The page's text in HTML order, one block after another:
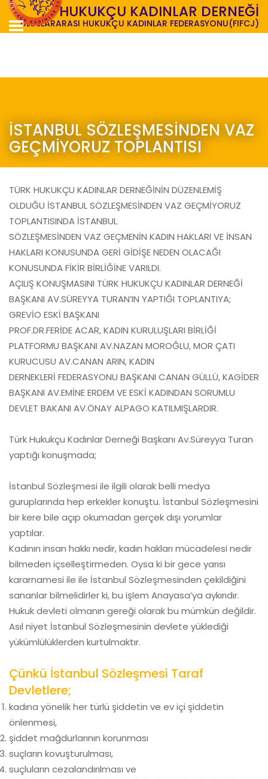
TÜRK HUKUKÇU KADINLAR DERNEĞİ
ULUSLARARASI HUKUKÇU KADINLAR FEDERASYONU(FIFCJ)
İSTANBUL SÖZLEŞMESİNDEN VAZ
GEÇMİYORUZ TOPLANTISI
TÜRK HUKUKÇU KADINLAR DERNEĞİNİN DÜZENLEMİŞ
OLDUĞU İSTANBUL SÖZLEŞMESİNDEN VAZ GEÇMİYORUZ
TOPLANTISINDA İSTANBUL
SÖZLEŞMESİNDEN VAZ GEÇMENİN KADIN HAKLARI VE İNSAN
HAKLARI KONUSUNDA GERİ GİDİŞE NEDEN OLACAĞI
KONUSUNDA FİKİR BİRLİĞİNE VARILDI.
AÇILIŞ KONUŞMASINI TÜRK HUKUKÇU KADINLAR DERNEĞİ
BAŞKANI AV.SÜREYYA TURAN’IN YAPTIĞI TOPLANTIYA;
GREVİO ESKİ BAŞKANI
PROF.DR.FERİDE ACAR, KADIN KURULUŞLARI BİRLİĞİ
PLATFORMU BAŞKANI AV.NAZAN MOROĞLU, MOR ÇATI
KURUCUSU AV.CANAN ARIN, KADIN
DERNEKLERİ FEDERASYONU BAŞKANI CANAN GÜLLÜ, KAGİDER
BAŞKANI AV.EMİNE ERDEM VE ESKİ KADINDAN SORUMLU
DEVLET BAKANI AV.ÖNAY ALPAGO KATILMIŞLARDIR.
Türk Hukukçu Kadınlar Derneği Başkanı Av.Süreyya Turan
yaptığı konuşmada;
İstanbul Sözleşmesi ile ilgili olarak belli medya
guruplarında hep erkekler konuştu. İstanbul Sözleşmesini
bir kere bile açıp okumadan gerçek dışı yorumlar
yaptılar.
Kadının insan hakkı nedir, kadın hakları mücadelesi nedir
bilmeden içselleştirmeden. Oysa ki bir gece yarısı
kararnamesi ile ile İstanbul Sözleşmesinden çekildiğini
sananlar bilmelidirler ki, bu işlem Anayasa’ya aykırıdır.
Hukuk devleti olmanın gereği olarak bu mümkün değildir.
Asıl niyet İstanbul Sözleşmesinin devlete yüklediği
yükümlülüklerden kurtulmaktır.
Çünkü İstanbul Sözleşmesi Taraf
Devletlere;
kadına yönelik her türlü şiddetin ve ev içi şiddetin
önlenmesi,
şiddet mağdurlarının korunması
suçların kovuşturulması,
suçluların cezalandırılması ve